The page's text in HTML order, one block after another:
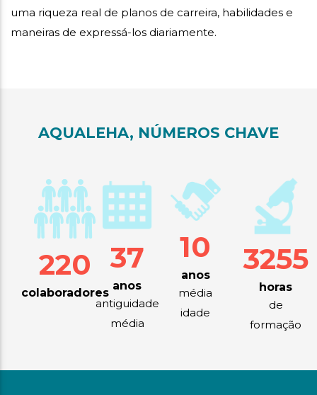
uma riqueza real de planos de carreira, habilidades e
maneiras de expressá-los diariamente.
AQUALEHA, NÚMEROS CHAVE
220
colaboradores
37
anos
antiguidade
média
10
anos
média
idade
3255
horas
de
formação